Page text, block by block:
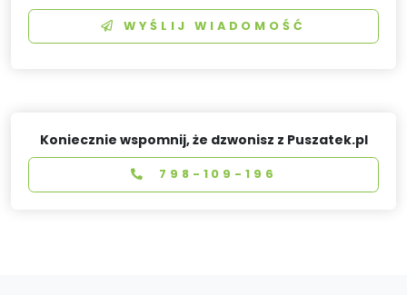
WYŚLIJ WIADOMOŚĆ
Koniecznie wspomnij, że dzwonisz z Puszatek.pl
798-109-196